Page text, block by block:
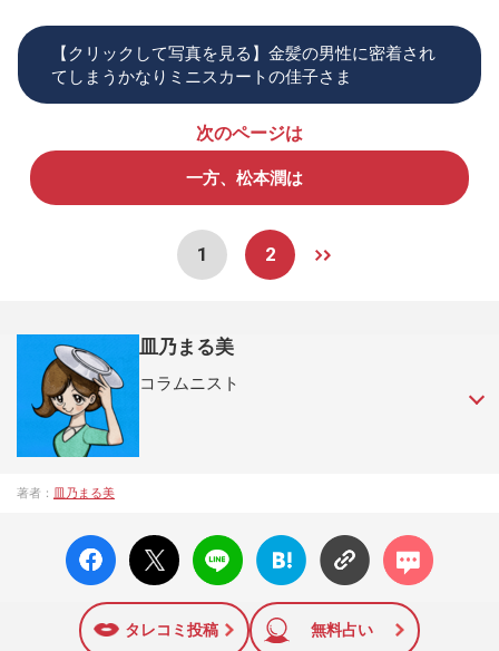
【クリックして写真を見る】金髪の男性に密着され
てしまうかなりミニスカートの佳子さま
次のページは
一方、松本潤は
1 2
皿乃まる美
コラムニスト
著者： 皿乃まる美
facebo
ok い
X ポス
ト
LINE
はてな
ブック
に追加
コメン
ト
タレコミ投稿 無料占い